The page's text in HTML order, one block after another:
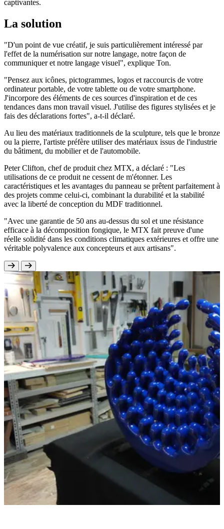
captivantes.
La solution
"D'un point de vue créatif, je suis particulièrement intéressé par
l'effet de la numérisation sur notre langage, notre façon de
communiquer et notre langage visuel", explique Ton.
"Pensez aux icônes, pictogrammes, logos et raccourcis de votre
ordinateur portable, de votre tablette ou de votre smartphone.
J'incorpore des éléments de ces sources d'inspiration et de ces
tendances dans mon travail visuel. J'utilise des figures stylisées et je
fais des déclarations fortes", a-t-il déclaré.
Au lieu des matériaux traditionnels de la sculpture, tels que le bronze
ou la pierre, l'artiste préfère utiliser des matériaux issus de l'industrie
du bâtiment, du mobilier et de l'automobile.
Peter Clifton, chef de produit chez MTX, a déclaré : "Les
utilisations de ce produit ne cessent de m'étonner. Les
caractéristiques et les avantages du panneau se prêtent parfaitement à
des projets comme celui-ci, combinant la durabilité et la stabilité
avec la liberté de conception du MDF traditionnel.
"Avec une garantie de 50 ans au-dessus du sol et une résistance
efficace à la décomposition fongique, le MTX fait preuve d'une
réelle solidité dans les conditions climatiques extérieures et offre une
véritable polyvalence aux concepteurs et aux artisans".